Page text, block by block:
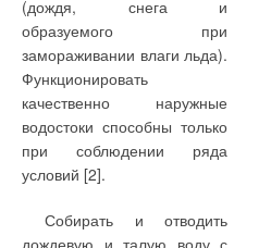
(дождя, снега и
образуемого при
замораживании влаги льда).
Функционировать
качественно наружные
водостоки способны только
при соблюдении ряда
условий [2].
Собирать и отводить
В связи с этим, для
расширения возможностей
применения своих VRF-
систем, в 2011 г. Mitsubishi
Heavy Industries (MHI)
запускает линейку
специальных аксессуаров
для системы KX6,
более высоких мощностях
система регулирования
частоты вращения обычно
монтируется в шкафу
управления.
На выставке ISH, наряду
с новинками, KSB, конечно,
существующие и известные
в России модели насосов